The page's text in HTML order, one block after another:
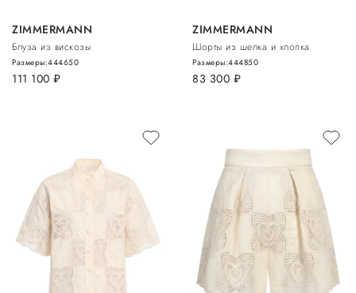
ZIMMERMANN
Блуза из вискозы
111 100 руб.
Размеры:444650
ZIMMERMANN
Шорты из шелка и хлопка
83 300 руб.
Размеры:444850